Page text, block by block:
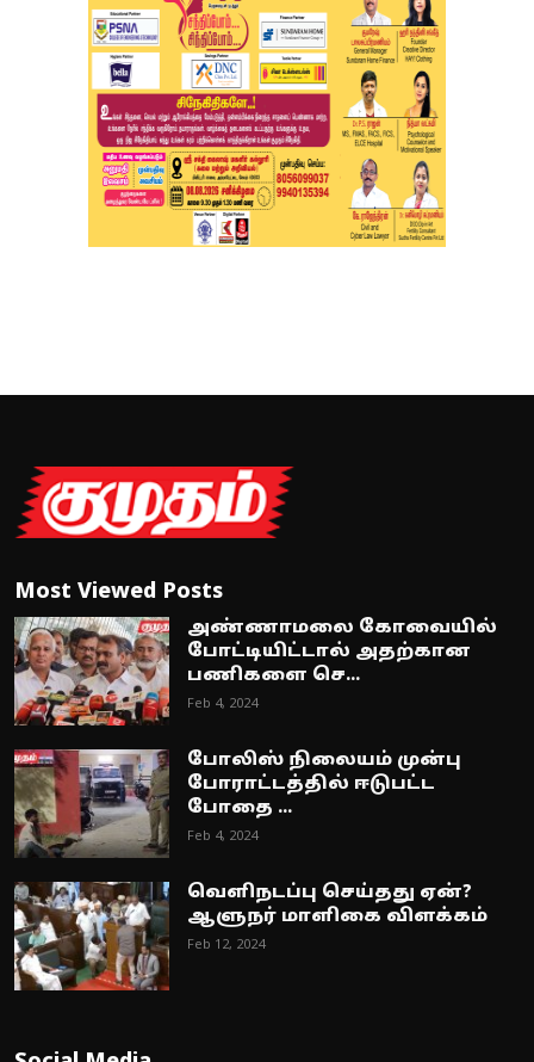
Most Viewed Posts
அண்ணாமலை கோவையில்
போட்டியிட்டால் அதற்கான
பணிகளை செ...
Feb 4, 2024
போலிஸ் நிலையம் முன்பு
போராட்டத்தில் ஈடுபட்ட
போதை ...
Feb 4, 2024
வெளிநடப்பு செய்தது ஏன்?
ஆளுநர் மாளிகை விளக்கம்
Feb 12, 2024